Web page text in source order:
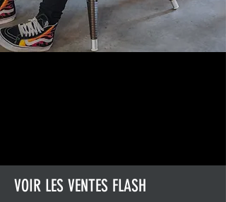
VOIR LES VENTES FLASH